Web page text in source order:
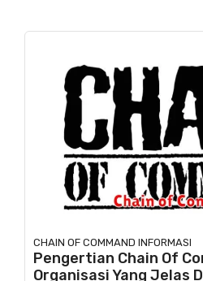
CHAIN OF COMMAND INFORMASI
Pengertian Chain Of
Organisasi Yang Jelas